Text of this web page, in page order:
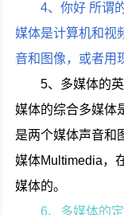
4、你好 所谓
媒体是计算机和视
音和图像，或者用
5、多媒体的
媒体的综合多媒体
是两个媒体声音和
媒体Multimedia，
媒体的。
6、多媒体的